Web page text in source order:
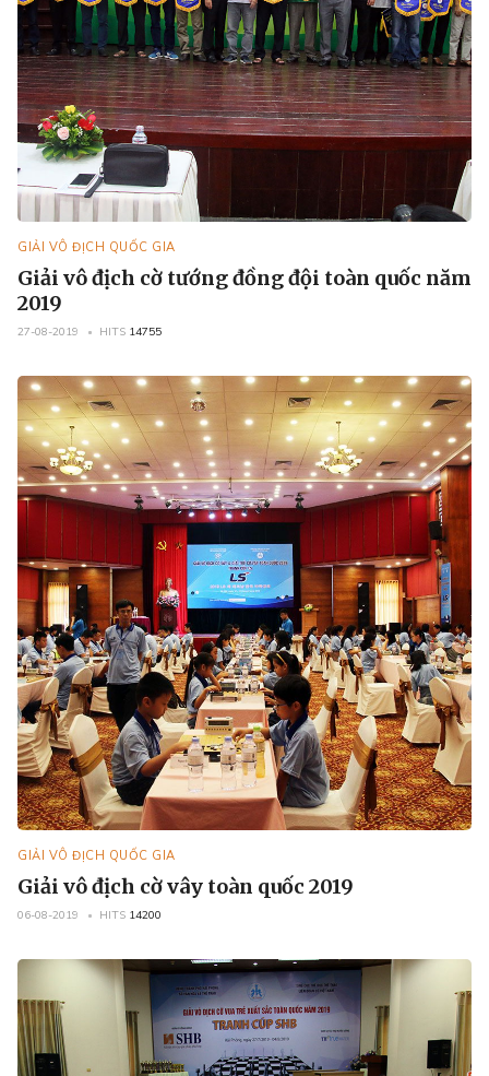
GIẢI VÔ ĐỊCH QUỐC GIA
Giải vô địch cờ tướng đồng đội toàn quốc năm
2019
27-08-2019 HITS 14755
GIẢI VÔ ĐỊCH QUỐC GIA
Giải vô địch cờ vây toàn quốc 2019
06-08-2019 HITS 14200